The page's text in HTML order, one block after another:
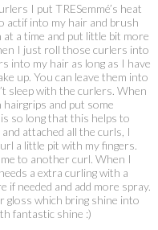
I put TRESemmé’s heat
actif into my hair and brush
a time and put little bit more
I just roll those curlers into
into my hair as long as I have
up. You can leave them into
sleep with the curlers. When
and put some
so long that this helps to
attached all the curls, I
a little pit with my fingers.
to another curl. When I
a extra curling with a
needed and add more spray.
gloss which bring shine into
fantastic shine :)